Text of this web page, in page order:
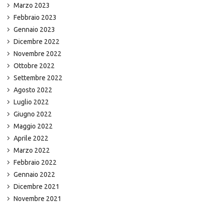
Marzo 2023
Febbraio 2023
Gennaio 2023
Dicembre 2022
Novembre 2022
Ottobre 2022
Settembre 2022
Agosto 2022
Luglio 2022
Giugno 2022
Maggio 2022
Aprile 2022
Marzo 2022
Febbraio 2022
Gennaio 2022
Dicembre 2021
Novembre 2021